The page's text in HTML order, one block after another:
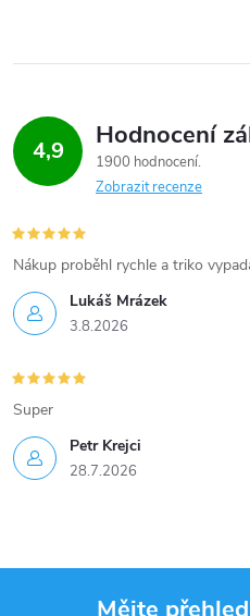
r
v
k
v
ý
p
i
s
u
4,9 Hodnocení
1900 hodnocení
Zobrazit recenze
Lukáš Mrázek
3.8.2026
Nákup proběhl rychle a triko
Petr Krejci
28.7.2026
Super
Mějte